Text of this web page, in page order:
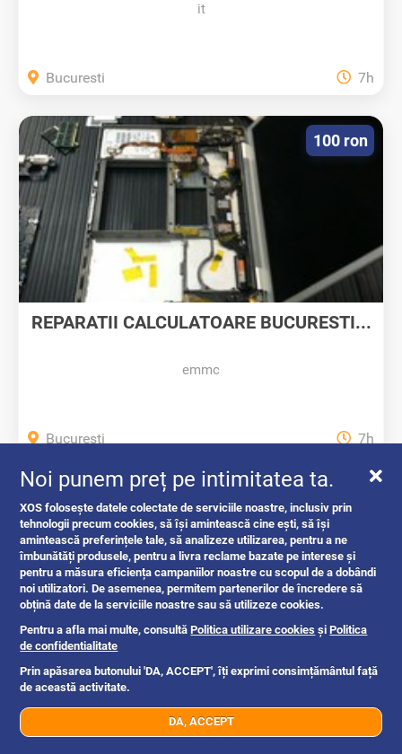
07xx xxx xxx Trimite mesaj
it
Bucuresti 7h
REPARATII CALCULATOARE BUCURESTI...
emmc
100 ron
Bucuresti 7h
REPARATII LAPTOPURI BUCURESTI
REPARATII...
reparatii pc
100 ron
Noi punem preț pe intimitatea ta.
XOS folosește datele colectate de serviciile noastre, inclusiv prin
tehnologii precum cookies, să își amintească cine ești, să își
amintească preferințele tale, să analizeze utilizarea, pentru a ne
îmbunătăți produsele, pentru a livra reclame bazate pe interese și
pentru a măsura eficiența campaniilor noastre cu scopul de a dobândi
noi utilizatori. De asemenea, permitem partenerilor de încredere să
obțină date de la serviciile noastre sau să utilizeze cookies.
Pentru a afla mai multe, consultăPolitica utilizare cookies șiPolitica
de confidentialitate
Prin apăsarea butonului 'DA, ACCEPT', îți exprimi consimțământul față
de această activitate.
DA, ACCEPT